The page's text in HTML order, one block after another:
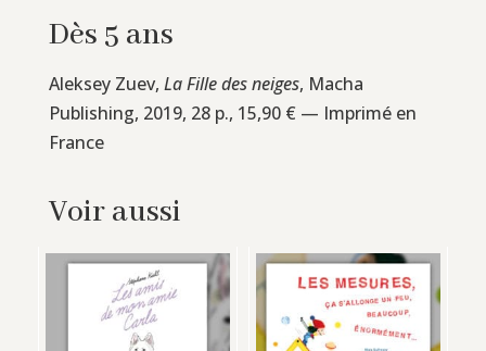
Dès 5 ans
Aleksey Zuev, La Fille des neiges, Macha
Publishing, 2019, 28 p., 15,90 € — Imprimé en
France
Voir aussi